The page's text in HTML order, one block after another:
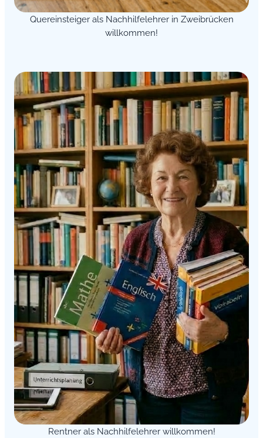
Quereinsteiger als Nachhilfelehrer in Zweibrücken
willkommen!
Rentner als Nachhilfelehrer willkommen!